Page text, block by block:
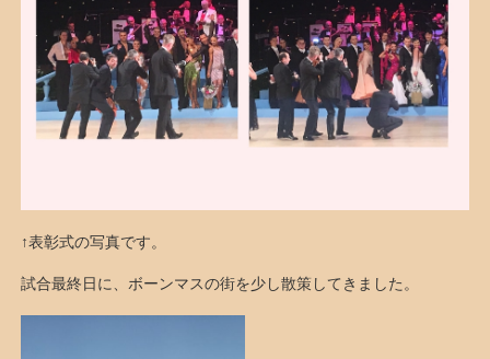
↑表彰式の写真です。
試合最終日に、ボーンマスの街を少し散策してきました。